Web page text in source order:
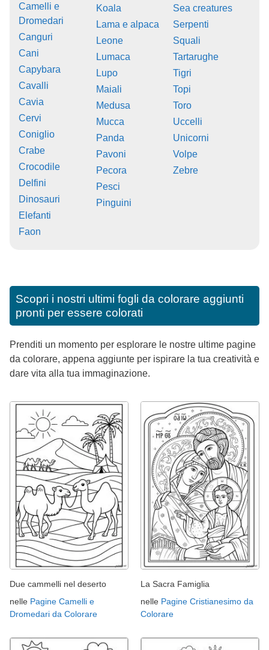
Camelli e
Dromedari
Canguri
Cani
Capybara
Cavalli
Cavia
Cervi
Coniglio
Crabe
Crocodile
Delfini
Dinosauri
Elefanti
Faon
Koala
Lama e alpaca
Leone
Lumaca
Lupo
Maiali
Medusa
Mucca
Panda
Pavoni
Pecora
Pesci
Pinguini
Sea creatures
Serpenti
Squali
Tartarughe
Tigri
Topi
Toro
Uccelli
Unicorni
Volpe
Zebre
Scopri i nostri ultimi fogli da colorare aggiunti
pronti per essere colorati
Prenditi un momento per esplorare le nostre ultime pagine
da colorare, appena aggiunte per ispirare la tua creatività e
dare vita alla tua immaginazione.
Due cammelli nel deserto
nelle Pagine Camelli e
Dromedari da Colorare
La Sacra Famiglia
nelle Pagine Cristianesimo da
Colorare